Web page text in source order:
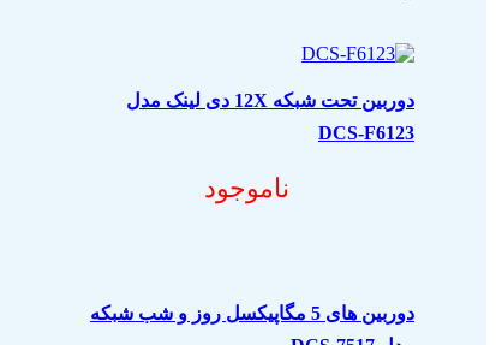
دوربین تحت شبکه 12X دی لینک مدل
DCS-F6123
ناموجود
دوربین های 5 مگاپیکسل روز و شب شبکه